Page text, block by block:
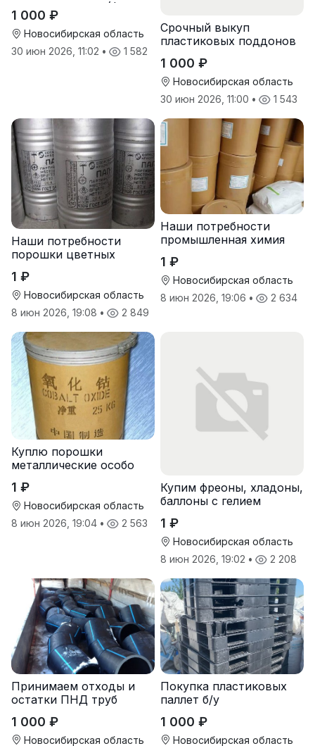
пожаротушения (фреон,
хладон) с истекшим
сроком
1 000 ₽
Новосибирская область
30 июн 2026, 11:02 • 1 582
Срочный выкуп
пластиковых поддонов
Новосибирске
1 000 ₽
Новосибирская область
30 июн 2026, 11:00 • 1 543
Наши потребности
порошки цветных
1 ₽
Новосибирская область
8 июн 2026, 19:08 • 2 849
Наши потребности
промышленная химия
1 ₽
Новосибирская область
8 июн 2026, 19:06 • 2 634
Куплю порошки
металлические особо
1 ₽
Новосибирская область
8 июн 2026, 19:04 • 2 563
Купим фреоны, хладоны,
баллоны с гелием
1 ₽
Новосибирская область
8 июн 2026, 19:02 • 2 208
Принимаем отходы и
остатки ПНД труб
1 000 ₽
Новосибирская область
Покупка пластиковых
паллет б/у
1 000 ₽
Новосибирская область